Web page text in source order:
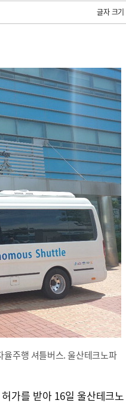
글자 크기
주행 셔틀버스. 울산테크노파
가를 받아 16일 울산테크노